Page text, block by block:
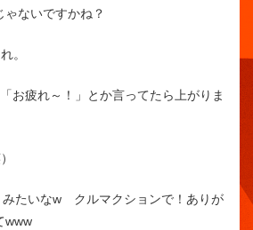
ないですかね？
。
お疲れ～！」とか言ってたら上がりま
みたいなw クルマクションで！ありが
www